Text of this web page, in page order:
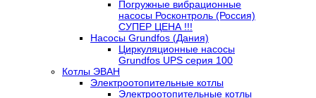
Погружные вибрационные
насосы Росконтроль (Россия)
СУПЕР ЦЕНА !!!
Насосы Grundfos (Дания)
Циркуляционные насосы
Grundfos UPS серия 100
Котлы ЭВАН
Электроотопительные котлы
Электроотопительные котлы